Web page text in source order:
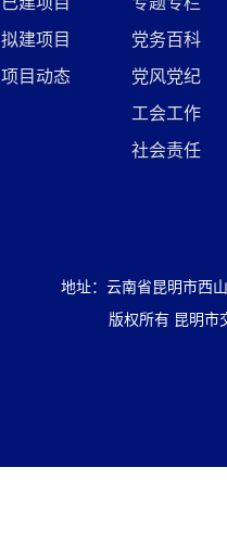
拟建项目
项目动态
党务百科
党风党纪
工会工作
社会责任
地址：云南省昆明市西
版权所有 昆明市